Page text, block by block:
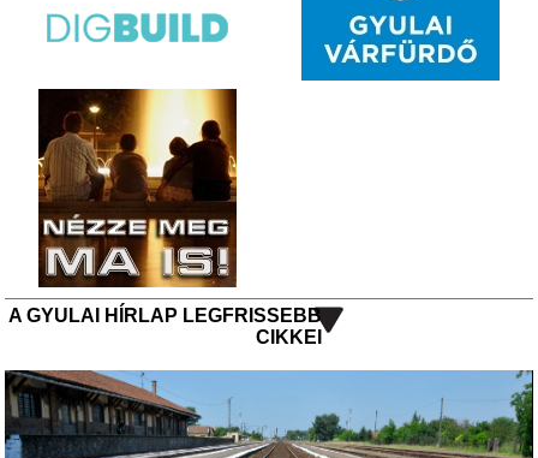
A GYULAI HÍRLAP LEGFRISSEBB
CIKKEI